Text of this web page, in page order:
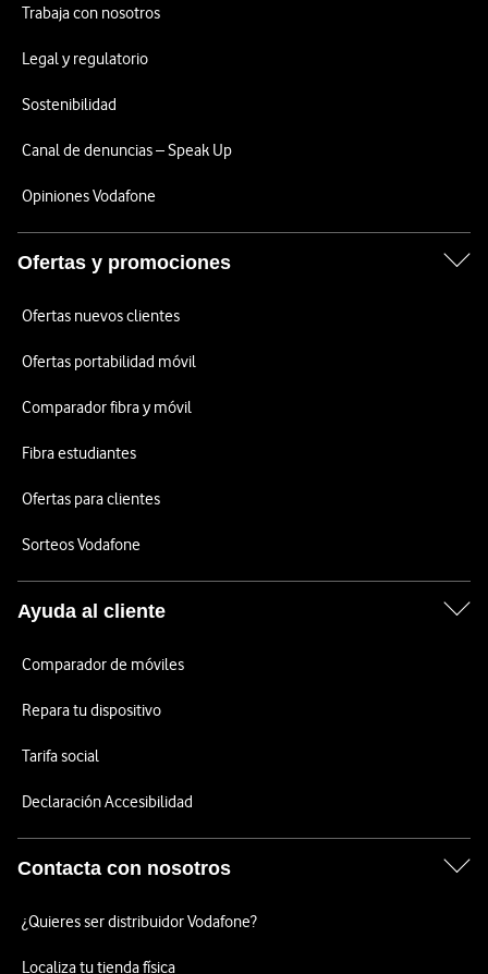
Trabaja con nosotros
Legal y regulatorio
Sostenibilidad
Canal de denuncias – Speak Up
Opiniones Vodafone
Ofertas y promociones
Ofertas nuevos clientes
Ofertas portabilidad móvil
Comparador fibra y móvil
Fibra estudiantes
Ofertas para clientes
Sorteos Vodafone
Ayuda al cliente
Comparador de móviles
Repara tu dispositivo
Tarifa social
Declaración Accesibilidad
Contacta con nosotros
¿Quieres ser distribuidor Vodafone?
Localiza tu tienda física